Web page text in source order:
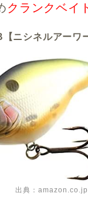
クランクベイ
ニシネルアーワ
出典：amazon.co.jp